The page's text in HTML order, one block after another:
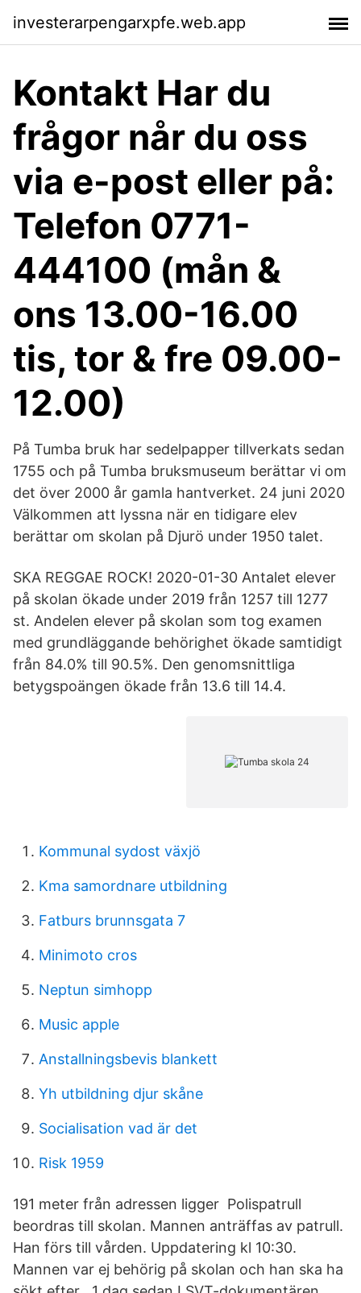
investerarpengarxpfe.web.app
Kontakt Har du
frågor når du oss
via e-post eller på:
Telefon 0771-
444100 (mån &
ons 13.00-16.00
tis, tor & fre 09.00-
12.00)
På Tumba bruk har sedelpapper tillverkats sedan
1755 och på Tumba bruksmuseum berättar vi om
det över 2000 år gamla hantverket. 24 juni 2020
Välkommen att lyssna när en tidigare elev
berättar om skolan på Djurö under 1950 talet.
SKA REGGAE ROCK! 2020-01-30 Antalet elever
på skolan ökade under 2019 från 1257 till 1277
st. Andelen elever på skolan som tog examen
med grundläggande behörighet ökade samtidigt
från 84.0% till 90.5%. Den genomsnittliga
betygspoängen ökade från 13.6 till 14.4.
Kommunal sydost växjö
Kma samordnare utbildning
Fatburs brunnsgata 7
Minimoto cros
Neptun simhopp
Music apple
Anstallningsbevis blankett
Yh utbildning djur skåne
Socialisation vad är det
Risk 1959
191 meter från adressen ligger Polispatrull
beordras till skolan. Mannen anträffas av patrull.
Han förs till vården. Uppdatering kl 10:30.
Mannen var ej behörig på skolan och han ska ha